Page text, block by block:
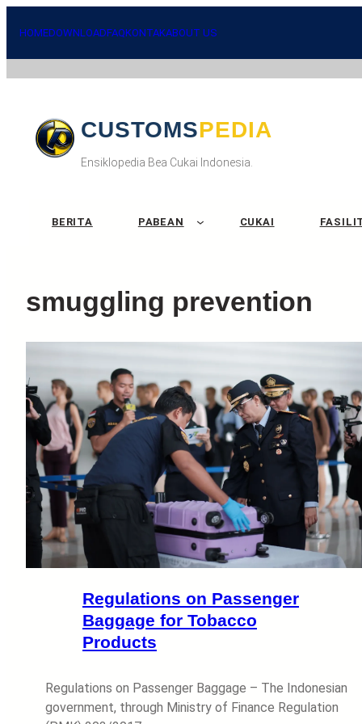
HOMEDOWNLOADFAQKONTAKABOUT US
CUSTOMSPEDIA
Ensiklopedia Bea Cukai Indonesia.
BERITA PABEAN CUKAI
smuggling prevention
Regulations on Passenger
Baggage for Tobacco
Products
Regulations on Passenger Baggage – The Indonesian
government, through Ministry of Finance Regulation